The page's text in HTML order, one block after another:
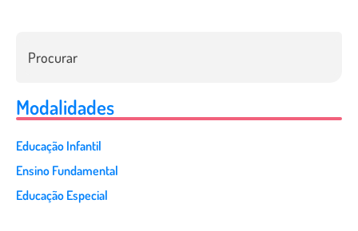
Modalidades
Educação Infantil
Ensino Fundamental
Educação Especial